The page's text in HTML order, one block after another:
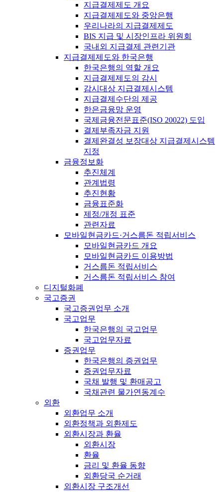
지급결제제도 개요
지급결제제도와 중앙은행
우리나라의 지급결제제도
BIS 지급 및 시장인프라 위원회
국내외 지급결제 관련기관
지급결제제도와 한국은행
한국은행의 역할 개요
지급결제제도의 감시
감시대상 지급결제시스템
지급결제수단의 제공
한은금융망 운영
국제금융전문표준(ISO 20022) 도입
결제부족자금 지원
결제완결성 보장대상 지급결제시스템
지정
금융정보화
추진체계
관계법령
추진현황
금융표준화
제정/개정 표준
관련자료
모바일현금카드·거스름돈 적립서비스
모바일현금카드 개요
모바일현금카드 이용방법
거스름돈 적립서비스
거스름돈 적립서비스 참여
디지털화폐
국고증권
국고증권업무 소개
국고업무
한국은행의 국고업무
국고업무자료
증권업무
한국은행의 증권업무
증권업무자료
국채 발행 및 환매공고
국채관련 물가연동계수
외환
외환업무 소개
외환정책과 외환제도
외환시장과 환율
외환시장
환율
금리 및 환율 동향
외환당국 순거래
외환시장 구조개선